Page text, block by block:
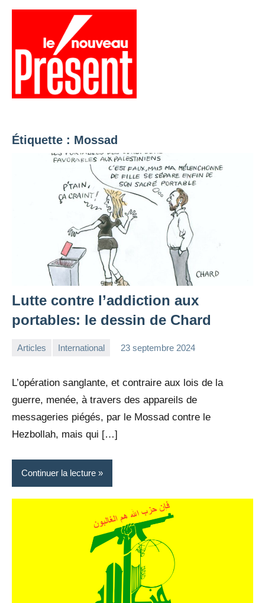
Aller
Étiquette : Mossad
Lutte contre l’addiction aux
portables: le dessin de Chard
Articles International 23 septembre 2024
L’opération sanglante, et contraire aux lois de la
guerre, menée, à travers des appareils de
messageries piégés, par le Mossad contre le
Hezbollah, mais qui […]
Continuer la lecture